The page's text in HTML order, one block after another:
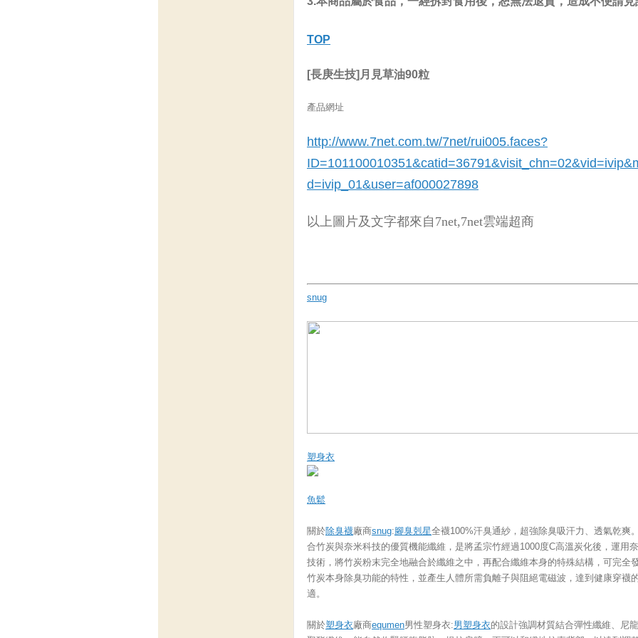
TOP
[長庚生技]月見草油90粒
產品網址
http://www.7net.com.tw/7net/rui005.faces?
ID=101100010351&catid=36791
d=ivip_01&user=af000027898
以上圖片及文字都來自7net,7net雲端超商
snug
塑身衣
魚鬆
關於除臭襪廠商snug:腳臭剋星全襪100%汗臭通紗，超強除臭吸汗力、透氣乾爽
合竹炭與奈米科技的優質機能纖維，是將孟宗竹經過1000度C高溫炭化後，運用
技術，將竹炭粉末完全地融合於纖維之中，再配合纖維本身的特殊結構，可完全
竹炭本身除臭功能的特性，並產生人體所需負離子與阻絕電磁波，達到健康穿襪
適。
關於塑身衣廠商equmen男性塑身衣:男塑身衣的設計強調材質結合彈性纖維、尼